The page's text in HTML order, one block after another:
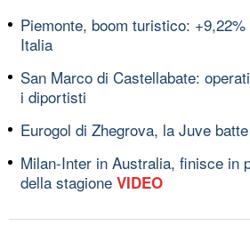
Piemonte, boom turistico:
Italia
San Marco di Castellabate:
i diportisti
Eurogol di Zhegrova, la Juve
Milan-Inter in Australia, finisce in
della stagione VIDEO